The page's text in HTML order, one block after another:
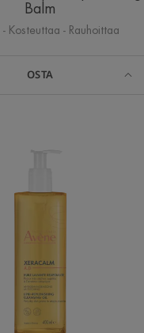
Balm
- Kosteuttaa - Rauhoittaa
OSTA
replenishing